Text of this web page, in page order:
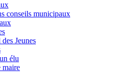
conseils municipaux
Jeunes
élu
maire